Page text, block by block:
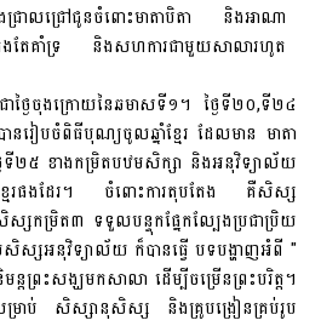
រាលជ្រៅជូនចំពោះមាតាបិតា និងអាណា
ងតែគាំទ្រ និងសហការជាមួយសាលារហូត
ៃចុងក្រោយនៃឆមាសទី១។ ថ្ងៃទី២០,ទី២៤
រៀបចំពិធីបុណ្យចូលឆ្នាំខ្មែរ ដែលមាន មាតា
២៥ ខាងកម្រិតបឋមសិក្សា និងអនុវិទ្យាល័យ
មែរផងដែរ។ ចំពោះការតុបតែង គឺសិស្ស
សកម្រិត៣ ទទួលបន្ទុកផ្នែកល្បែងប្រជាប្រិយ
ស្សអនុវិទ្យាល័យ ក៏បានធ្វើ បទបង្ហាញអំពី "
តព្រះសង្ឃ​​មក​សាលា​ ដើម្បីចម្រើនព្រះបរិត្ត។
សម្រាប់ សិស្សានុសិស្ស និងគ្រូបង្រៀនគ្រប់រូប